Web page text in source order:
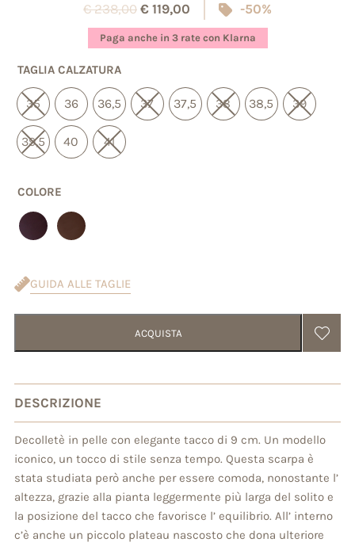
su 5 su
base di
recensioni
€238,00 € 119,00 -50%
Paga anche in 3 rate con Klarna
TAGLIA CALZATURA
35 36 36,5 37 37,5 38 38,5 39
39,5 40 41
COLORE
GUIDA ALLE TAGLIE
ACQUISTA
DESCRIZIONE
Decolletè in pelle con elegante tacco di 9 cm. Un modello
iconico, un tocco di stile senza tempo. Questa scarpa è
stata studiata però anche per essere comoda, nonostante l’
altezza, grazie alla pianta leggermente più larga del solito e
la posizione del tacco che favorisce l’ equilibrio. All’ interno
c’è anche un piccolo plateau nascosto che dona ulteriore